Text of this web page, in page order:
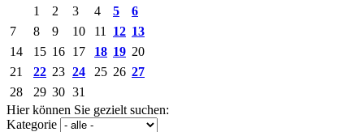
1
2 3 4 5
6
7
8 9 10 11 12 13
14
15 16 17 18 19 20
21
22 23 24 25 26 27
28
29 30 31
Hier können Sie gezielt suchen:
Kategorie